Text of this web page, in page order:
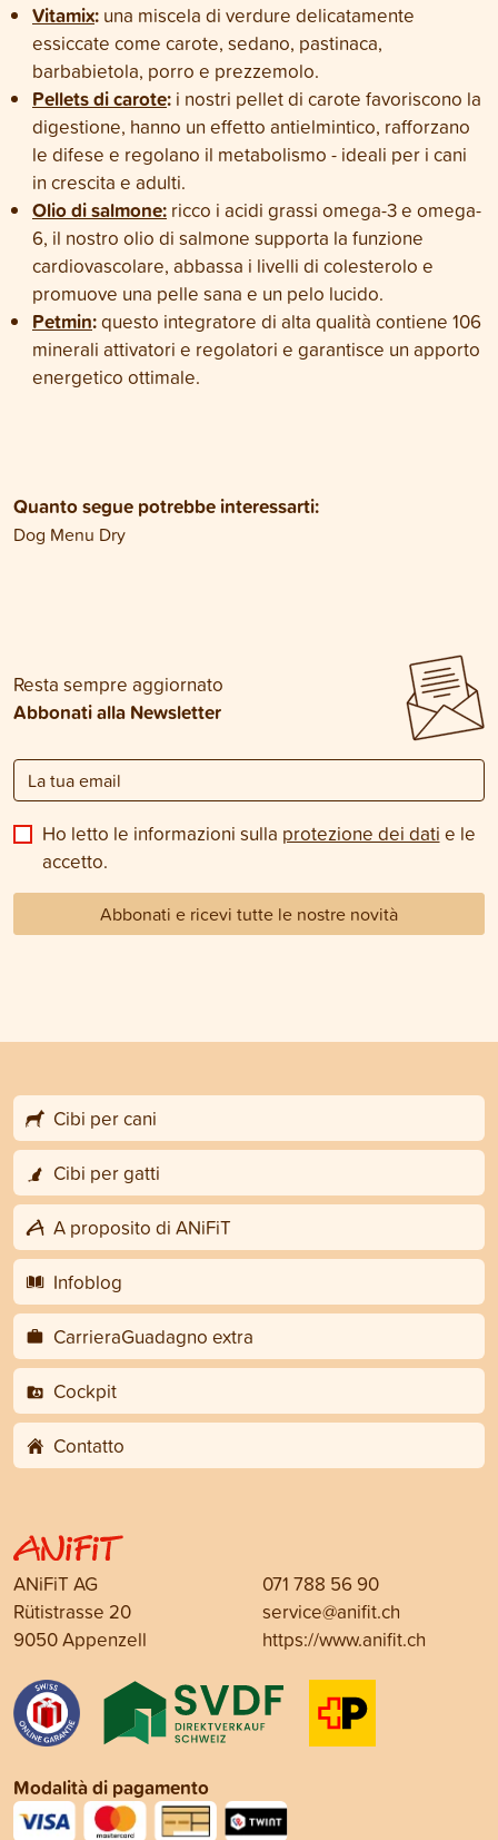
Vitamix: una miscela di verdure delicatamente
essiccate come carote, sedano, pastinaca,
barbabietola, porro e prezzemolo.
Pellets di carote: i nostri pellet di carote favoriscono la
digestione, hanno un effetto antielmintico, rafforzano
le difese e regolano il metabolismo - ideali per i cani
in crescita e adulti.
Olio di salmone: ricco i acidi grassi omega-3 e omega-
6, il nostro olio di salmone supporta la funzione
cardiovascolare, abbassa i livelli di colesterolo e
promuove una pelle sana e un pelo lucido.
Petmin:questo integratore di alta qualità contiene 106
minerali attivatori e regolatori e garantisce un apporto
energetico ottimale.
Quanto segue potrebbe interessarti:
Dog Menu Dry
Resta sempre aggiornato
Abbonati alla Newsletter
Ho letto le informazioni sulla protezione dei dati e le
accetto.
Abbonati e ricevi tutte le nostre novità
Cibi per cani
Cibi per gatti
A proposito di ANiFiT
Infoblog
CarrieraGuadagno extra
Cockpit
Contatto
ANiFiT AG
Rütistrasse 20
9050 Appenzell
071 788 56 90
service@anifit.ch
https://www.anifit.ch
Modalità di pagamento